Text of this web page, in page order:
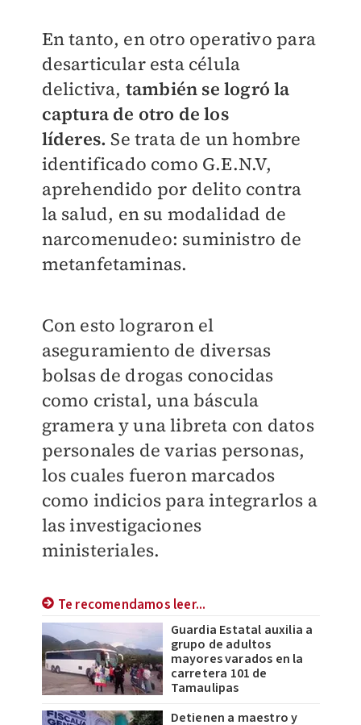
En tanto, en otro operativo para
desarticular esta célula
delictiva, también se logró la
captura de otro de los
líderes. Se trata de un hombre
identificado como G.E.N.V,
aprehendido por delito contra
la salud, en su modalidad de
narcomenudeo: suministro de
metanfetaminas.
Con esto lograron el
aseguramiento de diversas
bolsas de drogas conocidas
como cristal, una báscula
gramera y una libreta con datos
personales de varias personas,
los cuales fueron marcados
como indicios para integrarlos a
las investigaciones
ministeriales.
Te recomendamos leer...
Guardia Estatal auxilia a
grupo de adultos
mayores varados en la
carretera 101 de
Tamaulipas
Detienen a maestro y